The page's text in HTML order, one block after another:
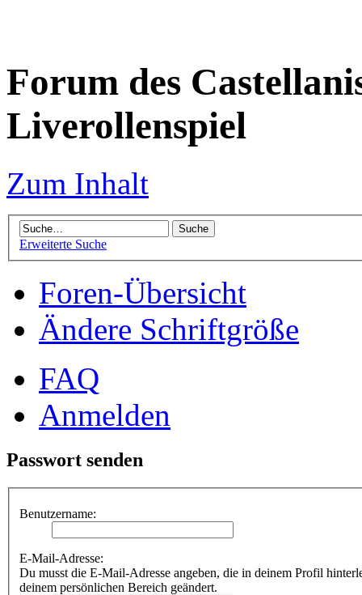
Forum des
Liverollenspiel
Zum Inhalt
Erweiterte Suche
Foren-Übersicht
Ändere Schriftgröße
FAQ
Anmelden
Passwort senden
Benutzername:
E-Mail-Adresse:
Du musst die E-Mail-Adresse angeben, die in deinem Profil
deinem persönlichen Bereich geändert.